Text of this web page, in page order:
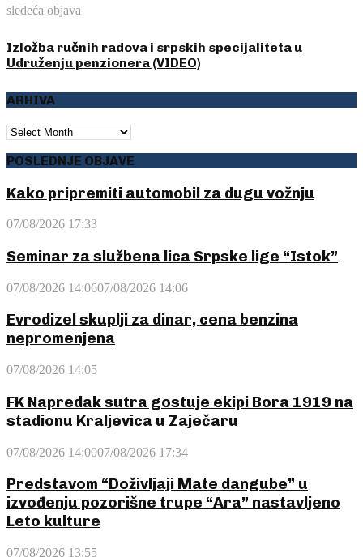
sledeća objava
Izložba ručnih radova i srpskih specijaliteta u
Udruženju penzionera (VIDEO)
ARHIVA
ARHIVA
POSLEDNJE OBJAVE
Kako pripremiti automobil za dugu vožnju
07/08/2026 17:33
Seminar za službena lica Srpske lige “Istok”
07/08/2026 14:0607/08/2026 14:06
Evrodizel skuplji za dinar, cena benzina
nepromenjena
07/08/2026 14:05
FK Napredak sutra gostuje ekipi Bora 1919 na
stadionu Kraljevica u Zaječaru
07/08/2026 14:0007/08/2026 17:34
Predstavom “Doživljaji Mate dangube” u
izvođenju pozorišne trupe “Ara” nastavljeno
Leto kulture
07/08/2026 13:55